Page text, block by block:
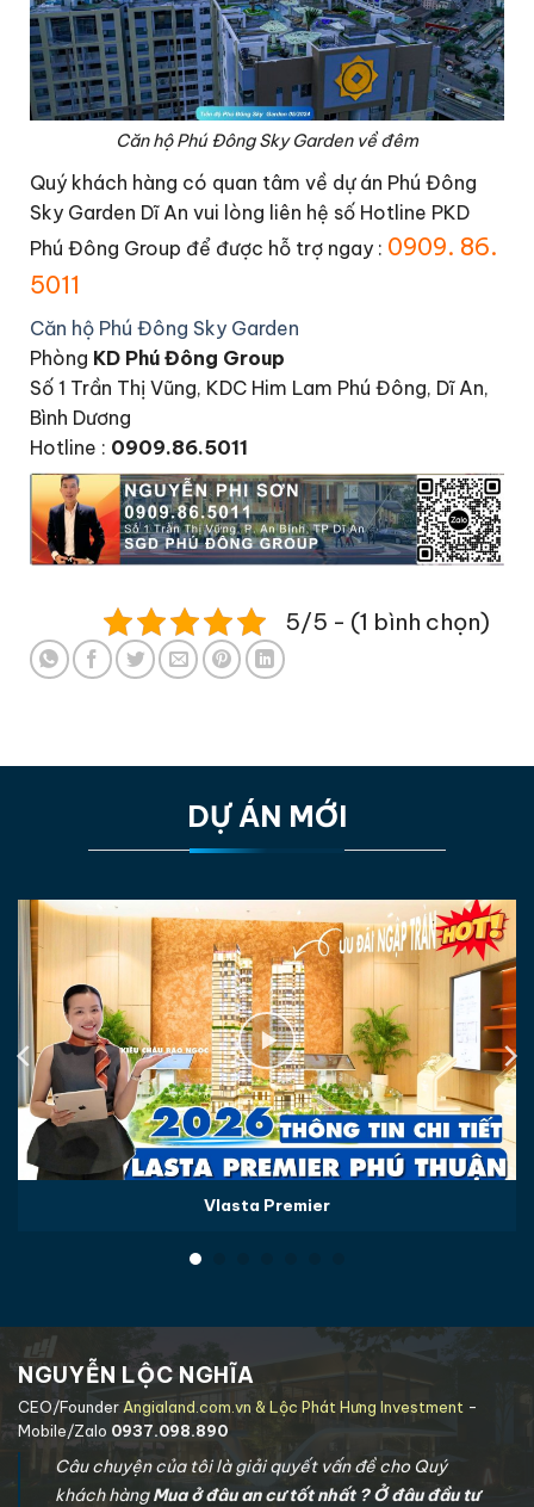
Căn hộ Phú Đông Sky Garden về đêm
Quý khách hàng có quan tâm về dự án Phú Đông
Sky Garden Dĩ An vui lòng liên hệ số Hotline PKD
Phú Đông Group để được hỗ trợ ngay : 0909. 86.
5011
Căn hộ Phú Đông Sky Garden
Phòng KD Phú Đông Group
Số 1 Trần Thị Vũng, KDC Him Lam Phú Đông, Dĩ An,
Bình Dương
Hotline : 0909.86.5011
5/5 - (1 bình chọn)
DỰ ÁN MỚI
Vlasta Premier
NGUYỄN LỘC NGHĨA
CEO/Founder Angialand.com.vn & Lộc Phát Hưng Investment -
Mobile/Zalo 0937.098.890
Câu chuyện của tôi là giải quyết vấn đề cho Quý
khách hàngMua ở đâu an cư tốt nhất ? Ở đâu đầu tư